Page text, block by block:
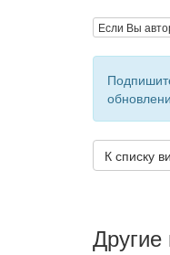
Если Вы
К списку
Другие